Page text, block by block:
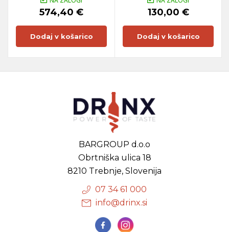
574,40 €
Dodaj v košarico
130,00 €
Dodaj v košarico
BARGROUP d.o.o
Obrtniška ulica 18
8210 Trebnje, Slovenija
07 34 61 000
info@drinx.si